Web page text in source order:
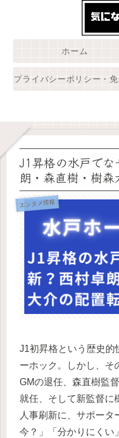
ホーム
J1昇格の水戸で
朗・森直樹・樹
エンタメ情報
J1初昇格という歴史的
ーホック。しかし、そ
GMの退任、森直樹監
就任、そして新監督に
人事刷新に、サポー
今？」「分かりにくい